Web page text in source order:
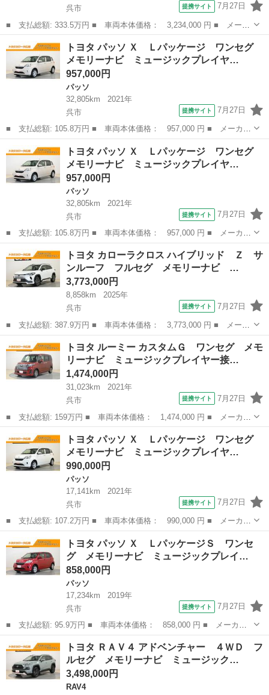
呉市
提携サイト 7月27日
■ 支払総額: 333.5万円 ■ 車両本体価格： 3,234,000 円 ■ メーカ
ー名： トヨタ ■ 車種名： カローラクロス ■ グレード名： ハ
イブリッド Ｚ サンルーフ メモリーナビ ミュージックプレイヤ
ー接続可...
呉市 トヨタ
トヨタ パッソ Ｘ Ｌパッケージ ワンセグ
メモリーナビ ミュージックプレイヤ…
957,000円
パッソ
32,805km
2021年
呉市
提携サイト 7月27日
■ 支払総額: 105.8万円 ■ 車両本体価格： 957,000 円 ■ メーカー
名： トヨタ ■ 車種名： パッソ ■ グレード名： Ｘ Ｌパッケ
ージ ワンセグ メモリーナビ ミュージックプレイヤー接続可 バ
ックカメラ...
呉市 パッソ
トヨタ パッソ Ｘ Ｌパッケージ ワンセグ
メモリーナビ ミュージックプレイヤ…
957,000円
パッソ
32,805km
2021年
呉市
提携サイト 7月27日
■ 支払総額: 105.8万円 ■ 車両本体価格： 957,000 円 ■ メーカー
名： トヨタ ■ 車種名： パッソ ■ グレード名： Ｘ Ｌパッケ
ージ ワンセグ メモリーナビ ミュージックプレイヤー接続可 バ
ックカメラ...
呉市 パッソ
トヨタ カローラクロス ハイブリッド Ｚ サ
ンルーフ フルセグ メモリーナビ …
3,773,000円
8,858km
2025年
呉市
提携サイト 7月27日
■ 支払総額: 387.9万円 ■ 車両本体価格： 3,773,000 円 ■ メーカ
ー名： トヨタ ■ 車種名： カローラクロス ■ グレード名： ハ
イブリッド Ｚ サンルーフ フルセグ メモリーナビ ミュージッ
クプレイ...
呉市 トヨタ
トヨタ ルーミー カスタムＧ ワンセグ メモ
リーナビ ミュージックプレイヤー接…
1,474,000円
31,023km
2021年
呉市
提携サイト 7月27日
■ 支払総額: 159万円 ■ 車両本体価格： 1,474,000 円 ■ メーカー
名： トヨタ ■ 車種名： ルーミー ■ グレード名： カスタム
Ｇ ワンセグ メモリーナビ ミュージックプレイヤー接続可 バッ
クカメラ 衝...
呉市 トヨタ
トヨタ パッソ Ｘ Ｌパッケージ ワンセグ
メモリーナビ ミュージックプレイヤ…
990,000円
パッソ
17,141km
2021年
呉市
提携サイト 7月27日
■ 支払総額: 107.2万円 ■ 車両本体価格： 990,000 円 ■ メーカー
名： トヨタ ■ 車種名： パッソ ■ グレード名： Ｘ Ｌパッケ
ージ ワンセグ メモリーナビ ミュージックプレイヤー接続可 バ
ックカメラ...
呉市 パッソ
トヨタ パッソ Ｘ ＬパッケージＳ ワンセ
グ メモリーナビ ミュージックプレイ…
858,000円
パッソ
17,234km
2019年
呉市
提携サイト 7月27日
■ 支払総額: 95.9万円 ■ 車両本体価格： 858,000 円 ■ メーカー
名： トヨタ ■ 車種名： パッソ ■ グレード名： Ｘ Ｌパッケ
ージＳ ワンセグ メモリーナビ ミュージックプレイヤー接続可
バックカメラ...
呉市 パッソ
トヨタ ＲＡＶ４ アドベンチャー ４ＷＤ フ
ルセグ メモリーナビ ミュージック…
3,498,000円
RAV4